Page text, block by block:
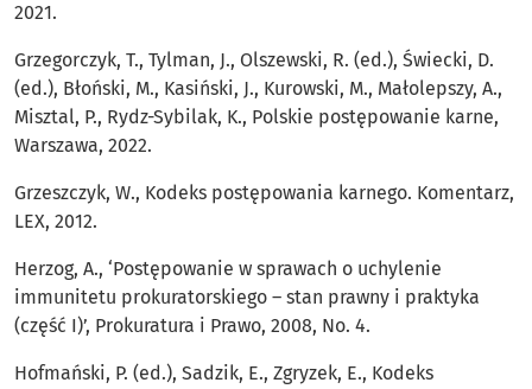
2021.
Grzegorczyk, T., Tylman, J., Olszewski, R. (ed.), Świecki, D.
(ed.), Błoński, M., Kasiński, J., Kurowski, M., Małolepszy, A.,
Misztal, P., Rydz-Sybilak, K., Polskie postępowanie karne,
Warszawa, 2022.
Grzeszczyk, W., Kodeks postępowania karnego. Komentarz,
LEX, 2012.
Herzog, A., ‘Postępowanie w sprawach o uchylenie
immunitetu prokuratorskiego – stan prawny i praktyka
(część I)’, Prokuratura i Prawo, 2008, No. 4.
Hofmański, P. (ed.), Sadzik, E., Zgryzek, E., Kodeks